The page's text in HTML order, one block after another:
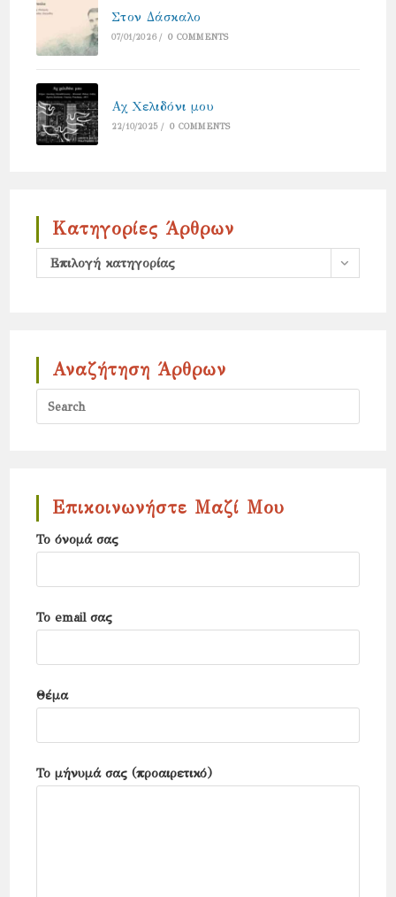
Στον Δάσκαλο
07/01/2026 / 0 COMMENTS
Αχ Χελιδόνι μου
22/10/2025 / 0 COMMENTS
Κατηγορίες Άρθρων
Κατηγορίες
Επιλογή κατηγορίας
Αναζήτηση Άρθρων
Επικοινωνήστε Μαζί Μου
Το όνομά σας
Το email σας
Θέμα
Το μήνυμά σας (προαιρετικό)